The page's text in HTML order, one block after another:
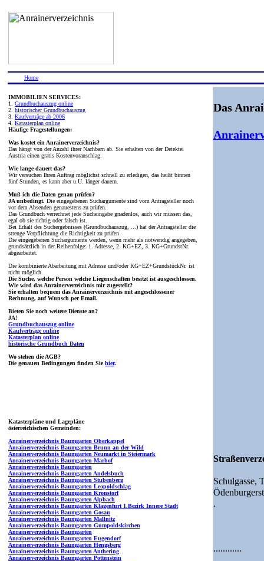
Home
IMMOBILIEN SERVICES:
1. Grundbuchauszug online
2. historischer Grundbuchauszug
3. Kaufverträge ab 2006
4. Katasterplan online
Häufige Fragestellungen:
Was kostet ein Anrainerverzeichnis?
Das hängt von der Anzahl ihrer Nachbarn ab. Sie erhalten von der Detektei
Austria einen gratis Kostenvoranschlag.
Wie lange dauert das?
Wir versuchen Ihren Auftrag möglichst schnell zu erledigen, das heißt binnen
fünf Stunden, es kann aber u.U. länger dauern.
Muß ich die Daten genau prüfen?
JA unbedingt. Die eingegebenen Suchargumente sind vom Antragsteller noch
vor dem Absenden genauestens zu prüfen.
Das Grundbuch verrechnet jede Sucheingabe gnadenlos, auch wir müssen das,
egal ob sie richtig oder falsch ist.
Bei Erhalt des Suchergebnisses (Grundbuchauszug, ...) hat der Antragsteller die
strenge Verpflichtung die Richtigkeit zu prüfen
Die eingegebenen Suchargumente werden, wenn mehr als notwendig angegeben,
grundsätzlich in der Reihenfolge: 1. Adresse, 2. KG+EZ, 3. KG+GrundstNr.
abgearbeitet.
Die kombinierte Abarbeitung mit Adresse und/oder KG+EZ+GrundstückNr. ist
nicht möglich.
Die Suche, welche Person welche Liegenschaften besitzt ist ausgeschlossen.
Wie wird das Anrainerverzeichnis mir zugestellt?
Sie erhalten bequem das Anrainerverzeichnis mit angeschlossener
Rechnung, auf Wunsch per Email.
Bieten Sie noch weitere Dienste an?
JA!
Grundbuchauszug online
Kaufverträge online
Katasterplan online
historische Grundbuch Daten
Wo stehen die AGB?
Die genauen Bedingungen finden Siehier.
Katasterpläne und Lagepläne
österreichischen Gemeinden:
Anrainerverzeichnis Baumgarten Oberkappel
Anrainerverzeichnis Baumgarten Brunn an der Wild
Anrainerverzeichnis Baumgarten Neumarkt in Steiermark
Anrainerverzeichnis Baumgarten Marhof
Anrainerverzeichnis Baumgarten
Anrainerverzeichnis Baumgarten Andelsbuch
Anrainerverzeichnis Baumgarten Stubenberg
Anrainerverzeichnis Baumgarten Leopoldschlag
Anrainerverzeichnis Baumgarten Kronstorf
Anrainerverzeichnis Baumgarten Alpbach
Anrainerverzeichnis Baumgarten Klagenfurt 1.Bezirk Innere Stadt
Anrainerverzeichnis Baumgarten Gosau
Anrainerverzeichnis Baumgarten Mallnitz
Anrainerverzeichnis Baumgarten Gumpoldskirchen
Anrainerverzeichnis Baumgarten
Anrainerverzeichnis Baumgarten Eugendorf
Anrainerverzeichnis Baumgarten Hengsberg
Anrainerverzeichnis Baumgarten Anthering
Anrainerverzeichnis Baumgarten Pottenstein
Das
Schulgasse,
.
............